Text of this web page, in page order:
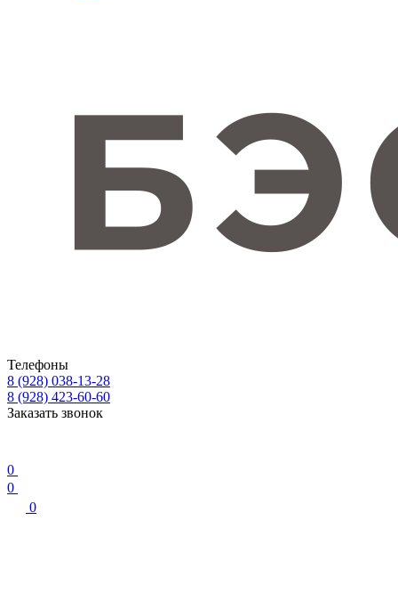
Телефоны
8 (928) 038-13-28
8 (928) 423-60-60
Заказать звонок
0
0
0